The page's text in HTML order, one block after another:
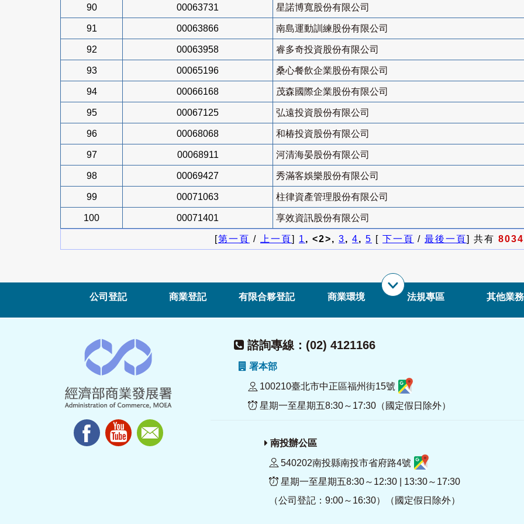
90 00063731 星諾博寬股份有限公司
91 00063866 南島運動訓練股份有限公司
92 00063958 睿多奇投資股份有限公司
93 00065196 桑心餐飲企業股份有限公司
94 00066168 茂森國際企業股份有限公司
95 00067125 弘遠投資股份有限公司
96 00068068 和椿投資股份有限公司
97 00068911 河清海晏股份有限公司
98 00069427 秀滿客娛樂股份有限公司
99 00071063 柱律資產管理股份有限公司
100 00071401 享效資訊股份有限公司
[第一頁 / 上一頁] 1, <2>, 3, 4, 5 [ 下一頁 / 最後一頁] 共有 8034
公司登記 商業登記 有限合夥登記 商業環境 法規專區 其他業務
諮詢專線：(02) 4121166
署本部
100210臺北市中正區福州街15號
星期一至星期五8:30～17:30（國定假日除外）
南投辦公區
540202南投縣南投市省府路4號
星期一至星期五8:30～12:30 | 13:30～17:30
（公司登記：9:00～16:30）（國定假日除外）